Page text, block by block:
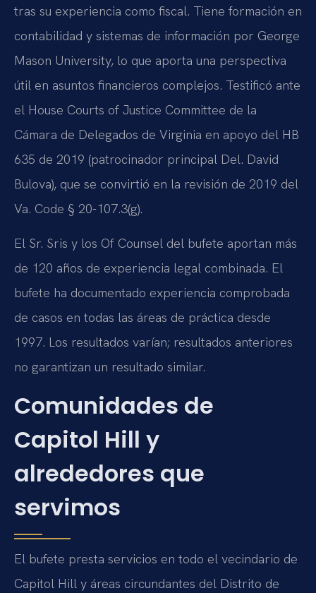
tras su experiencia como fiscal. Tiene formación en
contabilidad y sistemas de información por George
Mason University, lo que aporta una perspectiva
útil en asuntos financieros complejos. Testificó ante
el House Courts of Justice Committee de la
Cámara de Delegados de Virginia en apoyo del HB
635 de 2019 (patrocinador principal Del. David
Bulova), que se convirtió en la revisión de 2019 del
Va. Code § 20-107.3(g).
El Sr. Sris y los Of Counsel del bufete aportan más
de 120 años de experiencia legal combinada. El
bufete ha documentado experiencia comprobada
de casos en todas las áreas de práctica desde
1997. Los resultados varían; resultados anteriores
no garantizan un resultado similar.
Comunidades de
Capitol Hill y
alrededores que
servimos
El bufete presta servicios en todo el vecindario de
Capitol Hill y áreas circundantes del Distrito de